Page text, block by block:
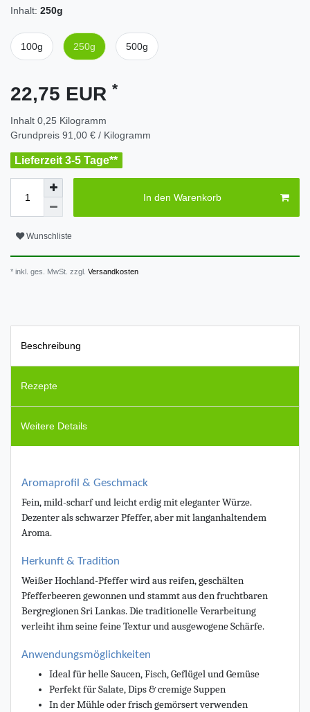
Inhalt: 250g
100g 250g 500g
22,75 EUR *
Inhalt 0,25 Kilogramm
Grundpreis 91,00 € / Kilogramm
Lieferzeit 3-5 Tage**
In den Warenkorb
Wunschliste
* inkl. ges. MwSt. zzgl. Versandkosten
Beschreibung
Rezepte
Weitere Details
Aromaprofil & Geschmack
Fein, mild-scharf und leicht erdig mit eleganter Würze.
Dezenter als schwarzer Pfeffer, aber mit langanhaltendem
Aroma.
Herkunft & Tradition
Weißer Hochland-Pfeffer wird aus reifen, geschälten
Pfefferbeeren gewonnen und stammt aus den fruchtbaren
Bergregionen Sri Lankas. Die traditionelle Verarbeitung
verleiht ihm seine feine Textur und ausgewogene Schärfe.
Anwendungsmöglichkeiten
Ideal für helle Saucen, Fisch, Geflügel und Gemüse
Perfekt für Salate, Dips & cremige Suppen
In der Mühle oder frisch gemörsert verwenden